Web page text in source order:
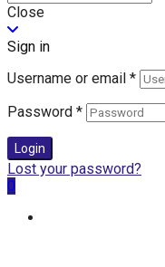
Close
Sign in
Username or email *
Password *
Login
Lost your password?
0